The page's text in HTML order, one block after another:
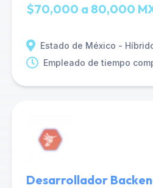
$70,000 a 80,000
Estado de México -
Empleado de tiempo
Desarrollador